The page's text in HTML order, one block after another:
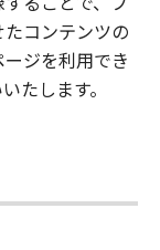
コンテンツの
ジを利用でき
たします。